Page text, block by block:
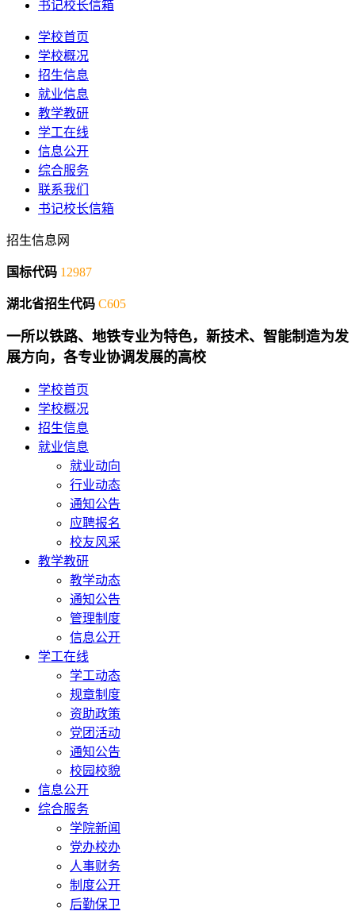
书记校长信箱
学校首页
学校概况
招生信息
就业信息
教学教研
学工在线
信息公开
综合服务
联系我们
书记校长信箱
招生信息网
国标代码 12987
湖北省招生代码 C605
一所以铁路、地铁专业为特色，新技术、智能制造为发
展方向，各专业协调发展的高校
学校首页
学校概况
招生信息
就业信息
就业动向
行业动态
通知公告
应聘报名
校友风采
教学教研
教学动态
通知公告
管理制度
信息公开
学工在线
学工动态
规章制度
资助政策
党团活动
通知公告
校园校貌
信息公开
综合服务
学院新闻
党办校办
人事财务
制度公开
后勤保卫